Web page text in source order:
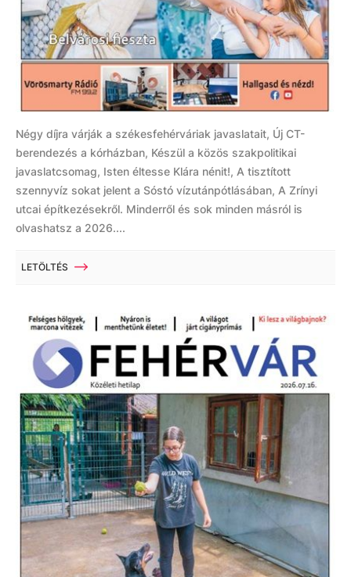
Négy díjra várják a székesfehérváriak javaslatait, Új CT-
berendezés a kórházban, Készül a közös szakpolitikai
javaslatcsomag, Isten éltesse Klára nénit!, A tisztított
szennyvíz sokat jelent a Sóstó vízutánpótlásában, A Zrínyi
utcai építkezésekről. Minderről és sok minden másról is
olvashatsz a 2026....
LETÖLTÉS